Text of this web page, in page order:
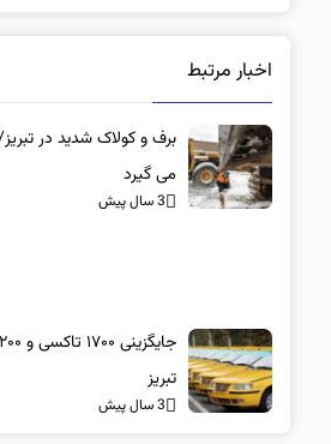
اخبار مرتبط
برف و کولاک شدید در
می گیرد
3 سال پیش
تبریز
3 سال پیش